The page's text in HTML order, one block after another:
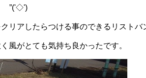
”('◇')ゞ
リアしたらつける事のできるリスト
風がとても気持ち良かったです。